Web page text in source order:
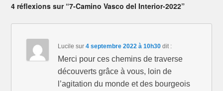
4 réflexions sur “7-Camino Vasco del Interior-2022”
Lucile sur4 septembre 2022 à 10h30 dit :
Merci pour ces chemins de traverse
découverts grâce à vous, loin de
l’agitation du monde et des bourgeois